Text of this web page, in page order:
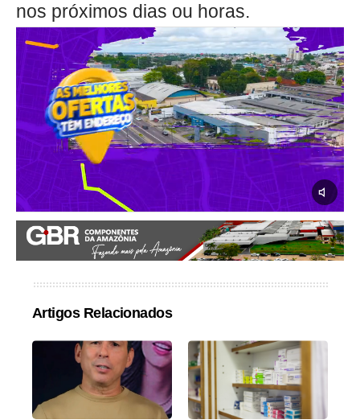
nos próximos dias ou horas.
Artigos Relacionados